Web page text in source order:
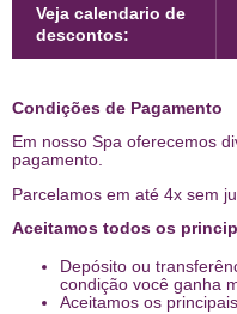
Veja calendario de
descontos:
Condições de Pagamento
Em nosso Spa oferecemos
pagamento.
Parcelamos em até 4x sem
Aceitamos todos os
Depósito ou
condição você ganha
Aceitamos os